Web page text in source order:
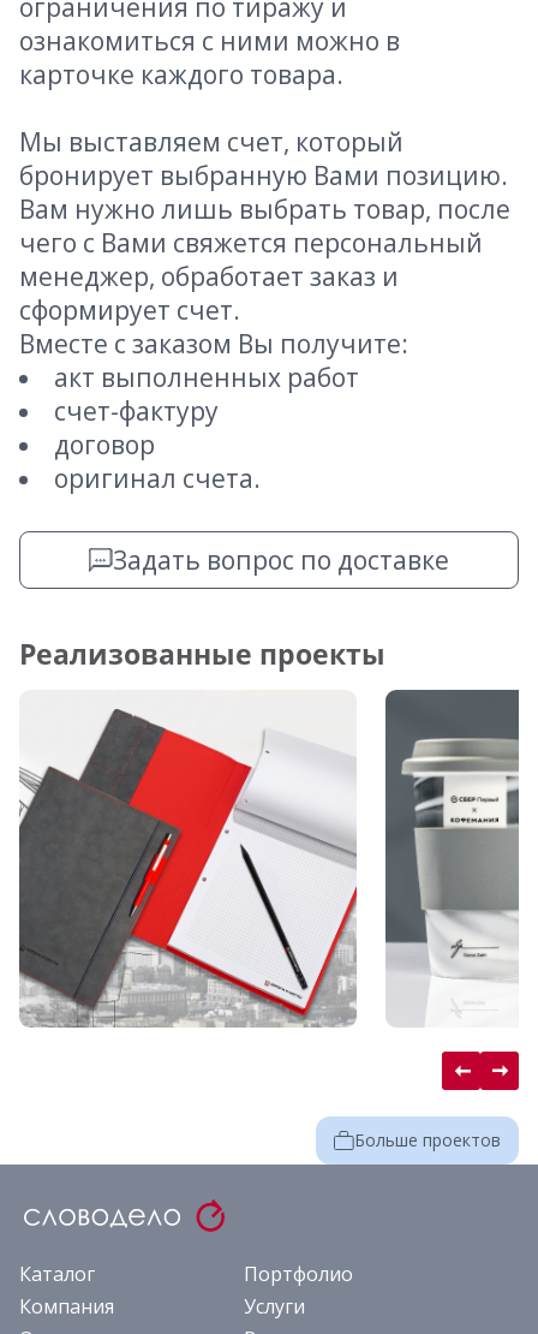
ограничения по тиражу и
ознакомиться с ними можно в
карточке каждого товара.
Мы выставляем счет, который
бронирует выбранную Вами позицию.
Вам нужно лишь выбрать товар, после
чего с Вами свяжется персональный
менеджер, обработает заказ и
сформирует счет.
Вместе с заказом Вы получите:
акт выполненных работ
счет-фактуру
договор
оригинал счета.
Задать вопрос по доставке
Реализованные проекты
Больше проектов
Каталог
Портфолио
Компания
Услуги